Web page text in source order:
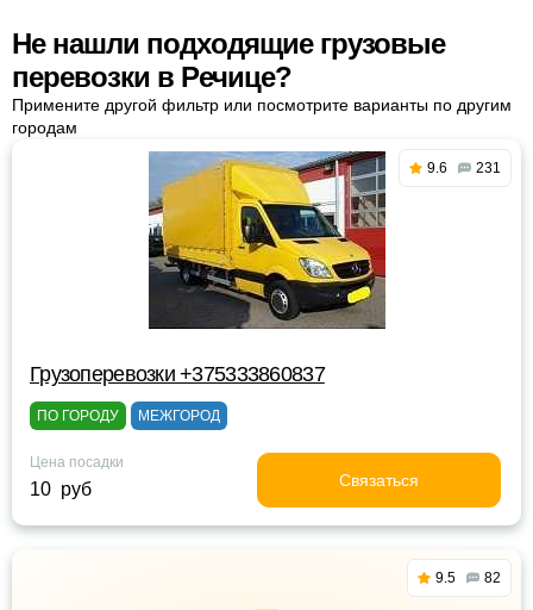
Не нашли подходящие грузовые
перевозки в Речице?
Примените другой фильтр или посмотрите варианты по другим
городам
9.6 231
Грузоперевозки +375333860837
ПО ГОРОДУ МЕЖГОРОД
Цена посадки
10 руб Связаться
9.5 82